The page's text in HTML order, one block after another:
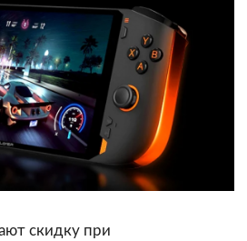
скидку при